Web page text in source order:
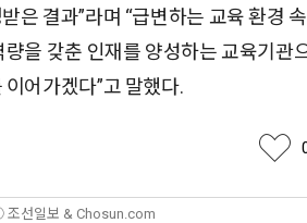
은 결과”라며 “급변하는 교육 환경
량을 갖춘 인재를 양성하는 교육기관
이어가겠다”고 말했다.
좋아요
선일보 & Chosun.com